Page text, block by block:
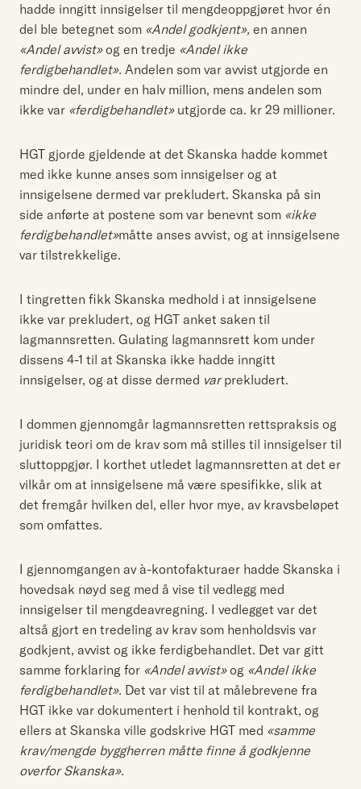
hadde inngitt innsigelser til mengdeoppgjøret hvor én
del ble betegnet som «Andel godkjent», en annen
«Andel avvist»og en tredje «Andel ikke
ferdigbehandlet». Andelen som var avvist utgjorde en
mindre del, under en halv million, mens andelen som
ikke var «ferdigbehandlet»utgjorde ca. kr 29 millioner.
HGT gjorde gjeldende at det Skanska hadde kommet
med ikke kunne anses som innsigelser og at
innsigelsene dermed var prekludert. Skanska på sin
side anførte at postene som var benevnt som «ikke
ferdigbehandlet»måtte anses avvist, og at innsigelsene
var tilstrekkelige.
I tingretten fikk Skanska medhold i at innsigelsene
ikke var prekludert, og HGT anket saken til
lagmannsretten. Gulating lagmannsrett kom under
dissens 4-1 til at Skanska ikke hadde inngitt
innsigelser, og at disse dermed varprekludert.
I dommen gjennomgår lagmannsretten rettspraksis og
juridisk teori om de krav som må stilles til innsigelser til
sluttoppgjør. I korthet utledet lagmannsretten at det er
vilkår om at innsigelsene må være spesifikke, slik at
det fremgår hvilken del, eller hvor mye, av kravsbeløpet
som omfattes.
I gjennomgangen av à-kontofakturaer hadde Skanska i
hovedsak nøyd seg med å vise til vedlegg med
innsigelser til mengdeavregning. I vedlegget var det
altså gjort en tredeling av krav som henholdsvis var
godkjent, avvist og ikke ferdigbehandlet. Det var gitt
samme forklaring for «Andel avvist»og «Andel ikke
ferdigbehandlet». Det var vist til at målebrevene fra
HGT ikke var dokumentert i henhold til kontrakt, og
ellers at Skanska ville godskrive HGT med «samme
krav/mengde byggherren måtte finne å godkjenne
overfor Skanska».